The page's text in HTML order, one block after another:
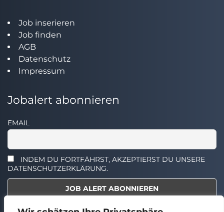
Job inserieren
Job finden
AGB
Datenschutz
Impressum
Jobalert abonnieren
EMAIL
INDEM DU FORTFÄHRST, AKZEPTIERST DU UNSERE
DATENSCHUTZERKLÄRUNG.